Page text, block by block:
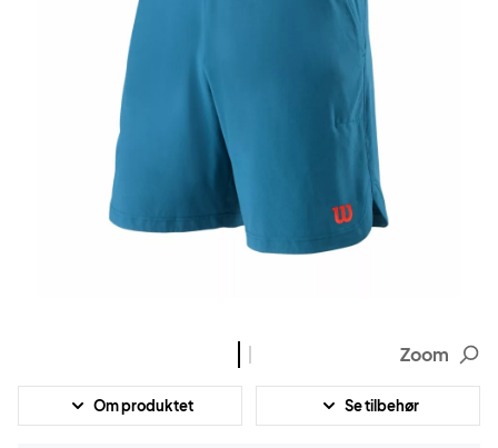
Zoom
Om produktet Se tilbehør